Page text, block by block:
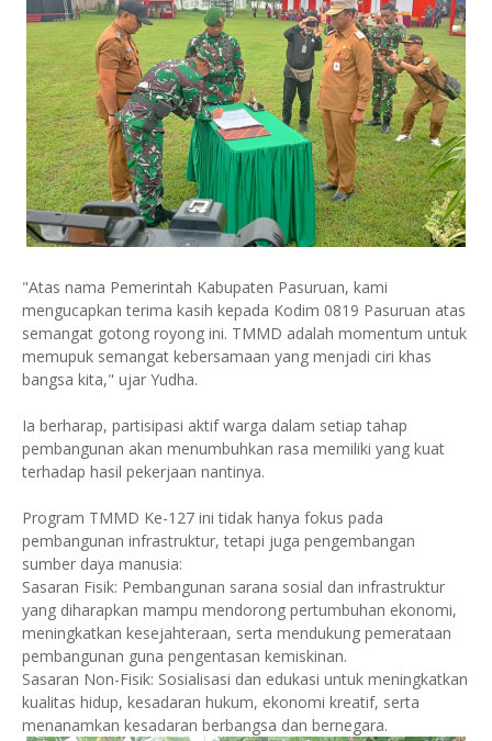
"Atas nama Pemerintah Kabupaten Pasuruan, kami
mengucapkan terima kasih kepada Kodim 0819 Pasuruan atas
semangat gotong royong ini. TMMD adalah momentum untuk
memupuk semangat kebersamaan yang menjadi ciri khas
bangsa kita," ujar Yudha.
Ia berharap, partisipasi aktif warga dalam setiap tahap
pembangunan akan menumbuhkan rasa memiliki yang kuat
terhadap hasil pekerjaan nantinya.
Program TMMD Ke-127 ini tidak hanya fokus pada
pembangunan infrastruktur, tetapi juga pengembangan
sumber daya manusia:
Sasaran Fisik: Pembangunan sarana sosial dan infrastruktur
yang diharapkan mampu mendorong pertumbuhan ekonomi,
meningkatkan kesejahteraan, serta mendukung pemerataan
pembangunan guna pengentasan kemiskinan.
Sasaran Non-Fisik: Sosialisasi dan edukasi untuk meningkatkan
kualitas hidup, kesadaran hukum, ekonomi kreatif, serta
menanamkan kesadaran berbangsa dan bernegara.